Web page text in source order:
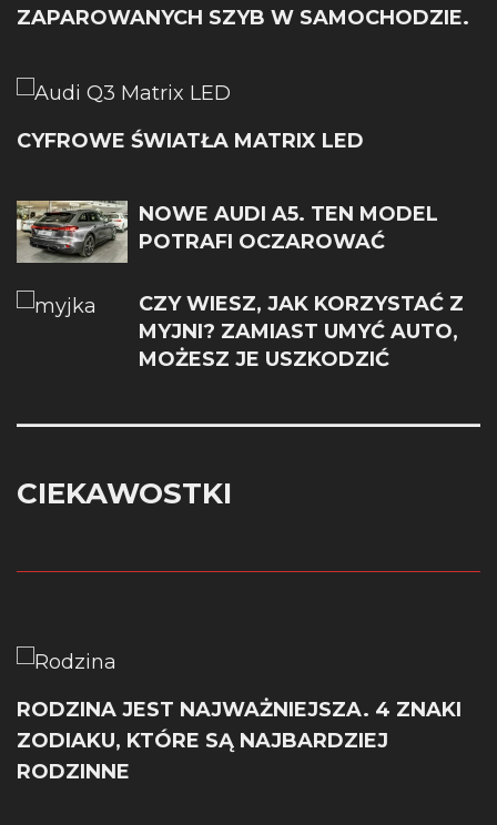
ZAPAROWANYCH SZYB W SAMOCHODZIE.
CYFROWE ŚWIATŁA MATRIX LED
NOWE AUDI A5. TEN MODEL
POTRAFI OCZAROWAĆ
CZY WIESZ, JAK KORZYSTAĆ Z
MYJNI? ZAMIAST UMYĆ AUTO,
MOŻESZ JE USZKODZIĆ
CIEKAWOSTKI
RODZINA JEST NAJWAŻNIEJSZA. 4 ZNAKI
ZODIAKU, KTÓRE SĄ NAJBARDZIEJ
RODZINNE